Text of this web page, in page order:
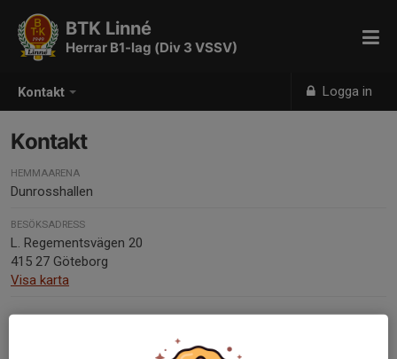
Kontakt Logga in
BTK Linné
Herrar B1-lag (Div 3 VSSV)
Kontakt
HEMMAARENA
Dunrosshallen
BESÖKSADRESS
L. Regementsvägen 20
415 27 Göteborg
Visa karta